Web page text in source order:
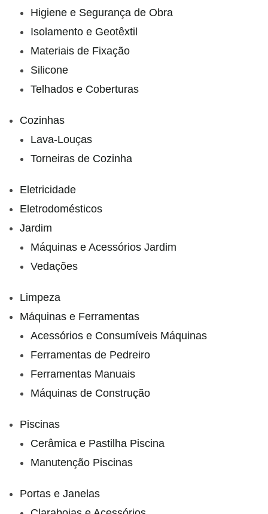
Higiene e Segurança de Obra
Isolamento e Geotêxtil
Materiais de Fixação
Silicone
Telhados e Coberturas
Cozinhas
Lava-Louças
Torneiras de Cozinha
Eletricidade
Eletrodomésticos
Jardim
Máquinas e Acessórios Jardim
Vedações
Limpeza
Máquinas e Ferramentas
Acessórios e Consumíveis Máquinas
Ferramentas de Pedreiro
Ferramentas Manuais
Máquinas de Construção
Piscinas
Cerâmica e Pastilha Piscina
Manutenção Piscinas
Portas e Janelas